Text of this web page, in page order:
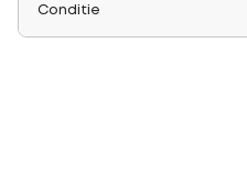
Conditie